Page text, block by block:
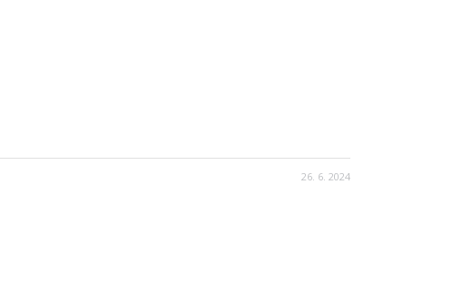
26. 6. 2024